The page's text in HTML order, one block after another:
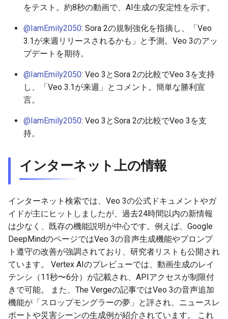
2026-05-28
2026-05-27
2026-05-25
2026-05-24
2026-05-22
2026-05-20
2026-05-19
2026-05-18
2026-05-17
2026-05-16
2025-11-12
2025-11-11
2025-11-09
2025-11-08
2025-11-06
2025-11-04
2025-11-03
2025-11-02
2025-11-01
2025-10-31
2026-05-28
2026-05-27
2026-05-25
2026-05-24
2026-05-22
2026-05-20
2026-05-19
2026-05-18
2026-05-17
2026-05-16
2025-11-12
2025-11-11
2025-11-09
2025-11-08
2025-11-06
2025-11-04
2025-11-03
2025-11-02
2025-11-01
2025-10-31
2026-05-25
2026-05-24
2026-05-22
2026-05-21
2026-05-19
2026-05-17
2026-05-16
2026-05-15
2026-05-14
2026-05-13
2025-11-12
2025-11-11
2025-11-09
2025-11-08
2025-11-06
2025-11-04
2025-11-03
2025-11-02
2025-11-01
2025-10-31
2026-05-24
2026-05-23
2026-05-21
2026-05-19
2026-05-18
2026-05-16
2026-05-15
2026-05-14
2026-05-13
2026-05-12
2026-05-28
2026-05-27
2026-05-25
2026-05-24
2026-05-22
2026-05-20
2026-05-18
をテスト。約8秒の動画で、AI生成の安定性を示す。
@IamEmily2050: Sora 2の規制強化を指摘し、「Veo
3.1が来週リリースされるかも」と予測。Veo 3のアッ
プデートを期待。
@IamEmily2050: Veo 3とSora 2の比較でVeo 3を支持
し、「Veo 3.1が来週」とコメント。簡単な勝利宣
言。
@IamEmily2050: Veo 3とSora 2の比較でVeo 3を支
持。
インターネット上の情報
インターネット検索では、Veo 3の公式ドキュメントやガ
イドが主にヒットしましたが、過去24時間以内の新情報
は少なく、既存の機能説明が中心です。例えば、Google
DeepMindのページではVeo 3の音声生成機能やプロンプ
ト遵守の改善が強調されており、研究者リストも公開され
ています。 Vertex AIのプレビューでは、動画生成のレイ
テンシ（11秒〜6分）が記載され、APIアクセスが制限付
きで可能。 また、The Vergeの記事ではVeo 3の音声追加
機能が「スロップモングラーの夢」と評され、ニュースレ
ポートや災害シーンの生成例が紹介されています。 これ